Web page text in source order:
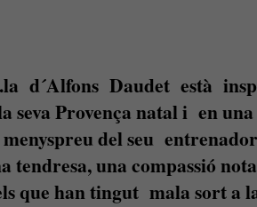
d´Alfons Daudet està
seva Provença natal i en
menyspreu del seu
tendresa, una compassió
que han tingut mala sort a